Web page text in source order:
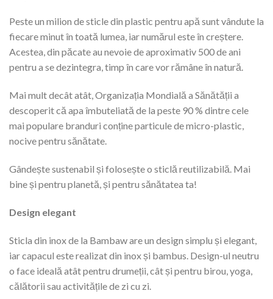
Peste un milion de sticle din plastic pentru apă sunt vândute la
fiecare minut în toată lumea, iar numărul este în creștere.
Acestea, din păcate au nevoie de aproximativ 500 de ani
pentru a se dezintegra, timp în care vor rămâne în natură.
Mai mult decât atât, Organizația Mondială a Sănătății a
descoperit că apa îmbuteliată de la peste 90 % dintre cele
mai populare branduri conține particule de micro-plastic,
nocive pentru sănătate.
Gândește sustenabil și folosește o sticlă reutilizabilă. Mai
bine și pentru planetă, și pentru sănătatea ta!
Design elegant
Sticla din inox de la Bambaw are un design simplu și elegant,
iar capacul este realizat din inox și bambus. Design-ul neutru
o face ideală atât pentru drumeții, cât și pentru birou, yoga,
călătorii sau activitățile de zi cu zi.